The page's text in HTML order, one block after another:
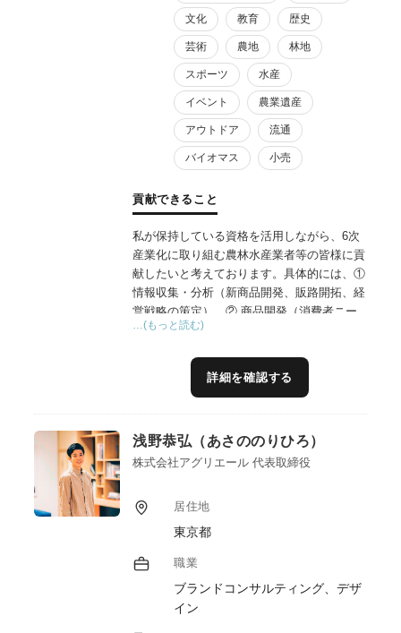
文化 教育 歴史
芸術 農地 林地
スポーツ 水産
イベント 農業遺産
アウトドア 流通
バイオマス 小売
貢献できること
私が保持している資格を活用しながら、6次
産業化に取り組む農林水産業者等の皆様に貢
献したいと考えております。具体的には、①
情報収集・分析（新商品開発、販路開拓、経
営戦略の策定）、② 商品開発（消費者ニー
ズや市場動向を分析し、ニーズに合致した新
のネーミングやパッケージデザイン、広告文
案なども作成支援、インフルエンサーマーケ
ーケティング戦略を立案・実行、SNSやWeb
サイトなどを活用した販促活動）、④人材育
海外進出支援など様々な形で6次産業化に取
り組む農林水産業者等の皆様を支援して行き
たいと考えております。また、ブランドマネ
ージャー1級、プラクティショナー（インタ
ーナルブランディング）の資格を活用したブ
ランディングの支援も行ってまいります。
…(もっと読む)
詳細を確認する
浅野恭弘（あさののりひろ）
株式会社アグリエール 代表取締役
居住地
東京都
職業
ブランドコンサルティング、デザ
イン